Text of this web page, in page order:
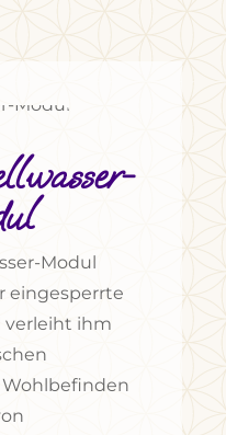
Modul
eingesperrte
verleiht ihm
Wohlbefinden